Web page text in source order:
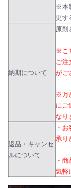
※本
更す
納期について
原則
※こ
ご注
がご
※万
にご
なり
返品・キャンセ
ルについて
・
承り
・
気軽